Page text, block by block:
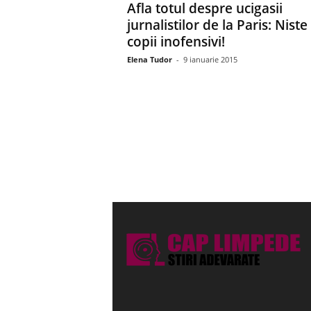
Afla totul despre ucigasii
jurnalistilor de la Paris: Niste
copii inofensivi!
Elena Tudor - 9 ianuarie 2015